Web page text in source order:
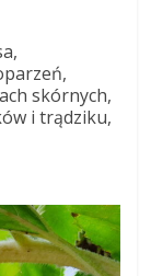
skórnych,
i trądziku,